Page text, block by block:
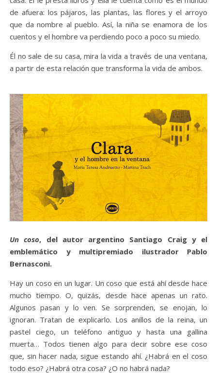
de afuera: los pájaros, las plantas, las flores y el arroyo
que da nombre al pueblo. Así, la niña se enamora de los
cuentos y el hombre va perdiendo poco a poco su miedo.
Él no sale de su casa, mira la vida a través de una ventana,
a partir de esta relación que transforma la vida de ambos.
Un coso, del autor argentino Santiago Craig y el
emblemático y multipremiado ilustrador Pablo
Bernasconi.
Hay un coso en un lugar. Un coso que está ahí desde hace
mucho tiempo. O, quizás, desde hace apenas un rato.
Algunos pasan y lo ven. Se sorprenden, se enojan, lo
ignoran. Tratan de explicarlo. Los anillos de la reina, un
pastel ciego, un teléfono antiguo y hasta una gallina
muerta… Todos tienen algo para decir sobre ese coso
que, sin hacer nada, sigue estando ahí. ¿Habrá en el coso
todo eso? ¿Habrá otra cosa? ¿O no habrá nada?